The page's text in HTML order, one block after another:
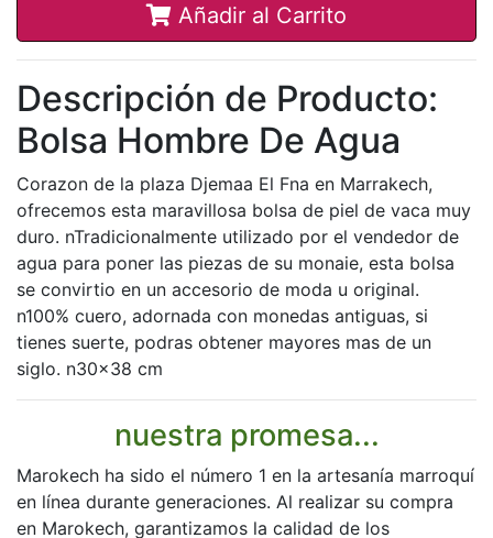
Añadir al Carrito
Descripción de Producto:
Bolsa Hombre De Agua
Corazon de la plaza Djemaa El Fna en Marrakech,
ofrecemos esta maravillosa bolsa de piel de vaca muy
duro. nTradicionalmente utilizado por el vendedor de
agua para poner las piezas de su monaie, esta bolsa
se convirtio en un accesorio de moda u original.
n100% cuero, adornada con monedas antiguas, si
tienes suerte, podras obtener mayores mas de un
siglo. n30x38 cm
nuestra promesa...
Marokech ha sido el número 1 en la artesanía marroquí
en línea durante generaciones. Al realizar su compra
en Marokech, garantizamos la calidad de los